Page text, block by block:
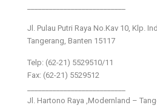
Jl. Pulau Putri Raya No.Kav 10, Klp.
Tangerang, Banten 15117
Telp: (62-21) 5529510/11
Fax: (62-21) 5529512
Jl. Hartono Raya ,Modernland –